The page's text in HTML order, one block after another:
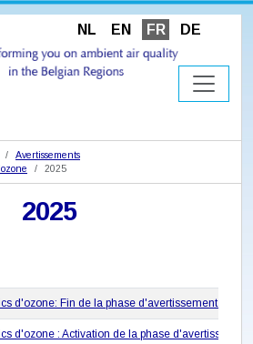
NL EN FR DE
Avertissements
2025
2025
d'ozone: Fin de la phase d'avertissement
d'ozone : Activation de la phase